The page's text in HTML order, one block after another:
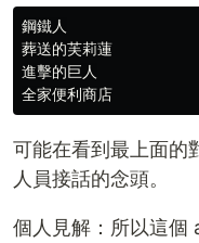
鋼鐵人
葬送的芙莉蓮
進擊的巨人
可能在看到最上面的
人員接話的念頭。
個人見解：所以這個